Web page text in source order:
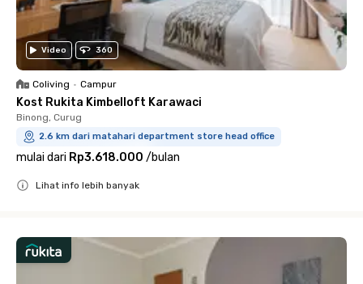
Video 360
Coliving • Campur
Kost Rukita Kimbelloft Karawaci
Binong, Curug
2.6 km dari matahari department store head office
mulai dari Rp3.618.000 /bulan
Lihat info lebih banyak